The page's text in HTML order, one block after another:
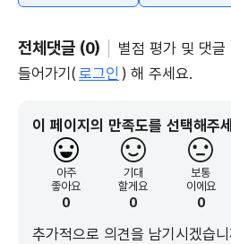
전체댓글 (0)
별점 평가 및 댓글
들어가기( 로그인 ) 해 주세요.
이 페이지의 만족도를 선택해주
아주
좋아요
0
기대
할게요
0
보통
이에요
0
추가적으로 의견을 남기시겠습